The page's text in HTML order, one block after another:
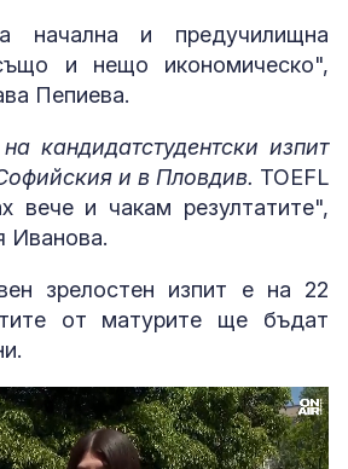
начална и предучилищна
и нещо икономическо",
Пепиева.
кандидатстудентски изпит
и в Пловдив. TOEFL
вече и чакам резултатите",
Иванова.
зрелостен изпит е на 22
от матурите ще бъдат